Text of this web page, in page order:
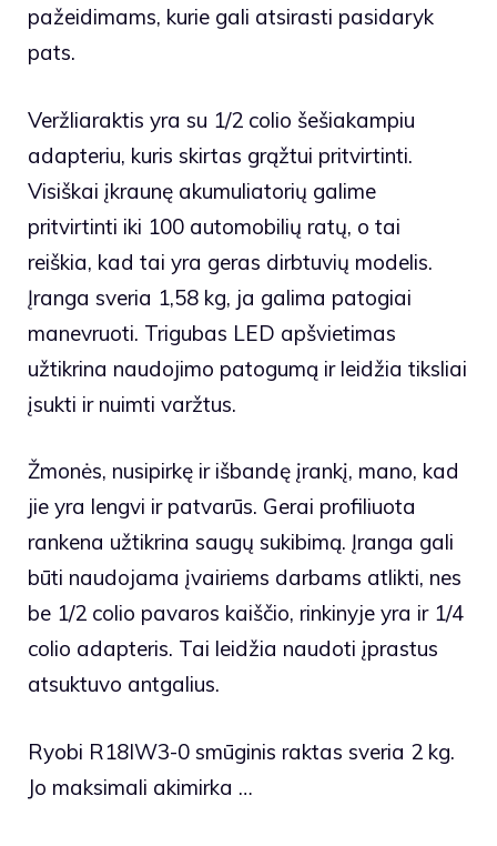
pažeidimams, kurie gali atsirasti pasidaryk
pats.
Veržliaraktis yra su 1/2 colio šešiakampiu
adapteriu, kuris skirtas grąžtui pritvirtinti.
Visiškai įkraunę akumuliatorių galime
pritvirtinti iki 100 automobilių ratų, o tai
reiškia, kad tai yra geras dirbtuvių modelis.
Įranga sveria 1,58 kg, ja galima patogiai
manevruoti. Trigubas LED apšvietimas
užtikrina naudojimo patogumą ir leidžia tiksliai
įsukti ir nuimti varžtus.
Žmonės, nusipirkę ir išbandę įrankį, mano, kad
jie yra lengvi ir patvarūs. Gerai profiliuota
rankena užtikrina saugų sukibimą. Įranga gali
būti naudojama įvairiems darbams atlikti, nes
be 1/2 colio pavaros kaiščio, rinkinyje yra ir 1/4
colio adapteris. Tai leidžia naudoti įprastus
atsuktuvo antgalius.
Ryobi R18IW3-0 smūginis raktas sveria 2 kg.
Jo maksimali akimirka …